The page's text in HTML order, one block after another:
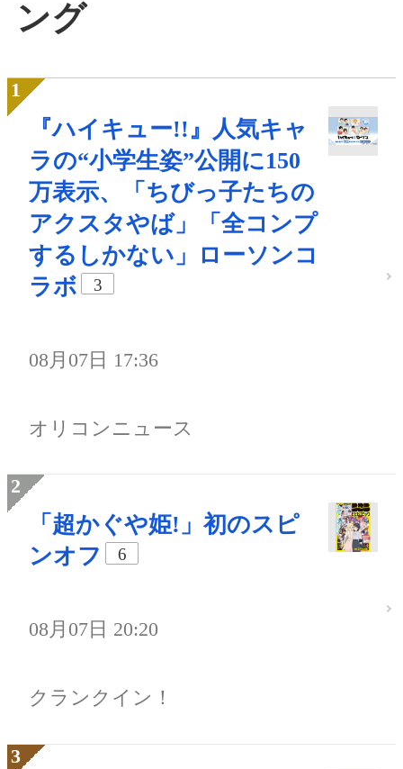
ング
『ハイキュー!!』人気キャ
ラの“小学生姿”公開に150
万表示、「ちびっ子たちの
アクスタやば」「全コンプ
するしかない」ローソンコ
ラボ
3
08月07日 17:36
オリコンニュース
「超かぐや姫!」初のスピ
ンオフ
6
08月07日 20:20
クランクイン！